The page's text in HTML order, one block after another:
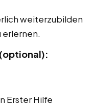
weiterzubilden
erlernen.
Erster Hilfe